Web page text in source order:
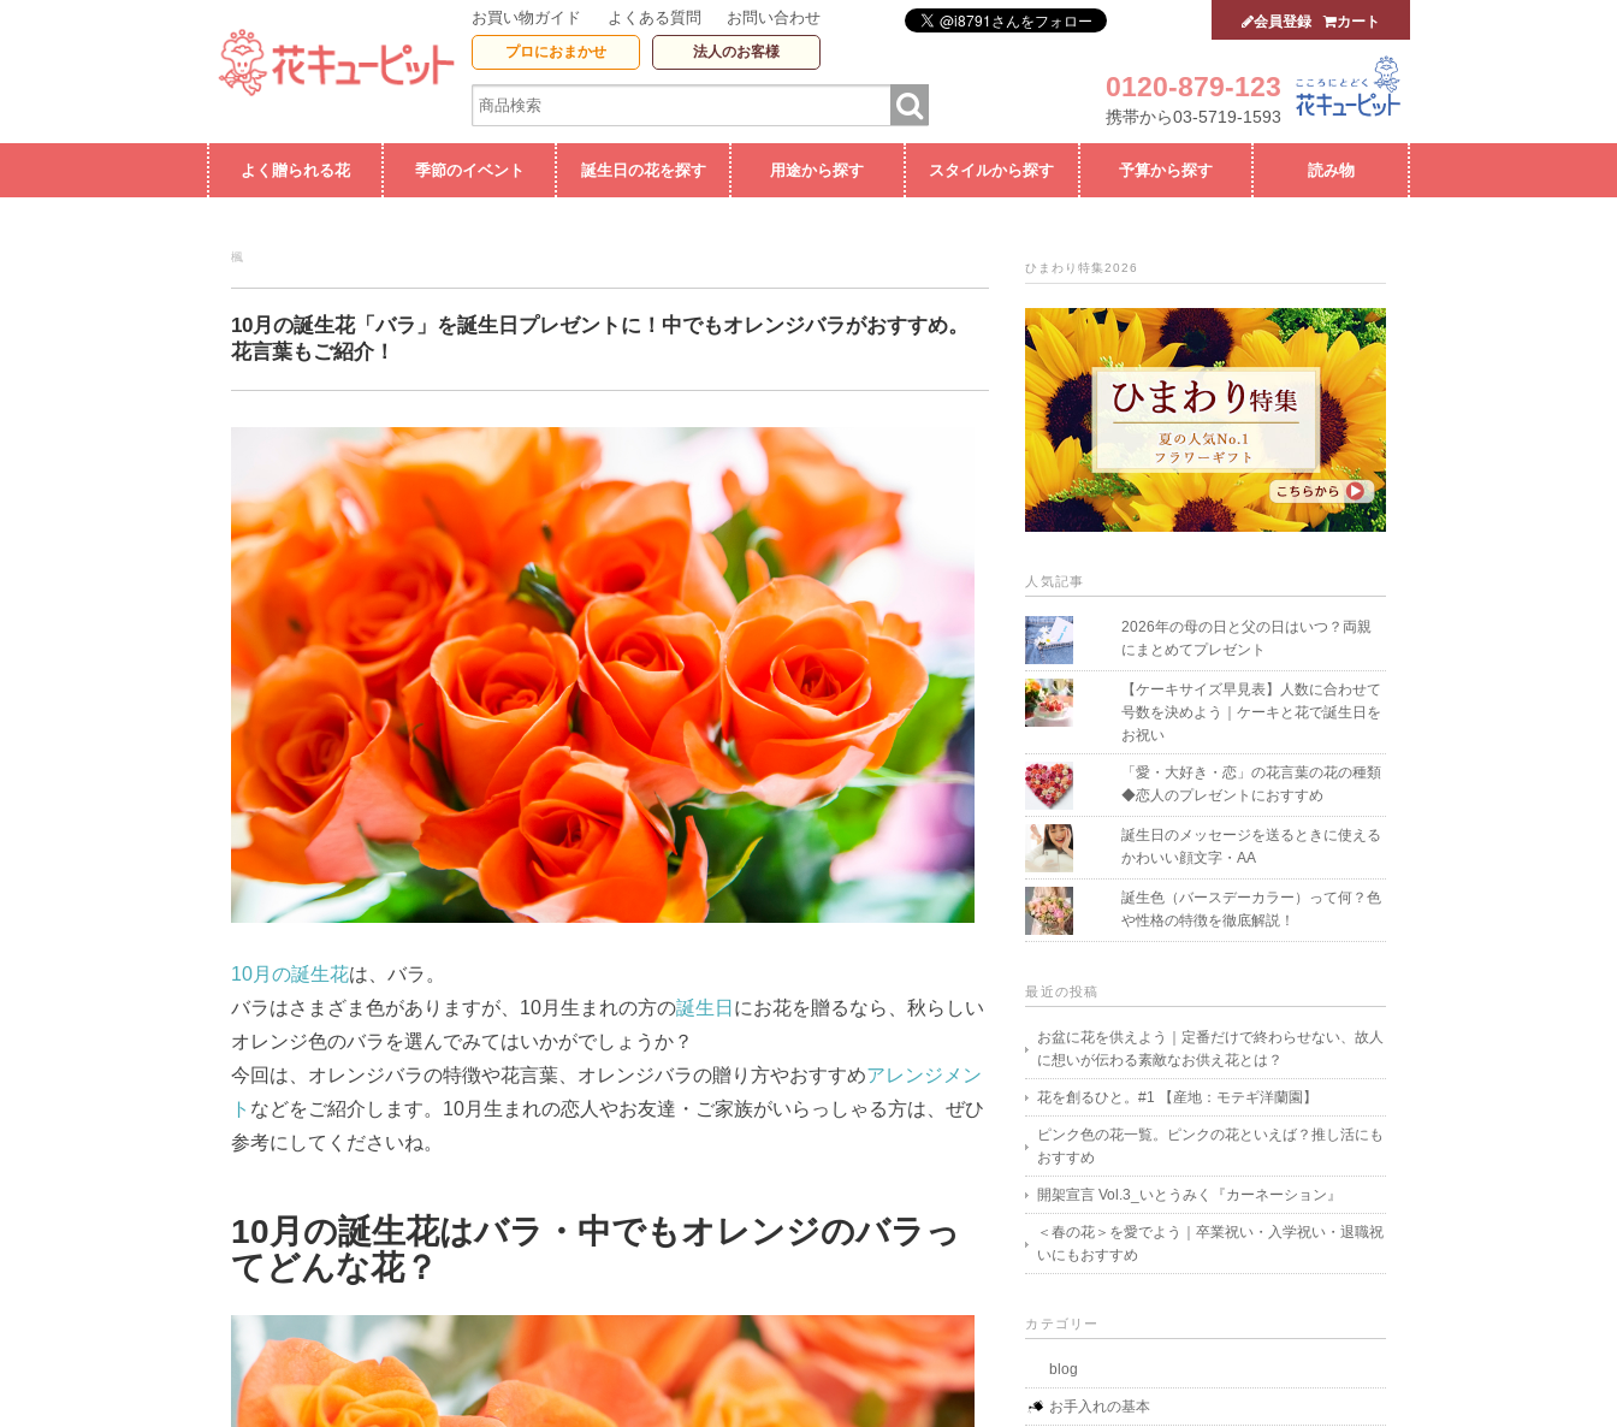
お買い物ガイド よくある質問 お問い合わせ
プロにおまかせ 法人のお客様
0120-879-123
携帯から03-5719-1593
会員登録 カート
よく贈られる花 季節のイベント 誕生日の花を探す 用途から探す スタイルから探す 予算から探す 読み物
楓
10月の誕生花「バラ」を誕生日プレゼントに！中でもオレンジバラがおすすめ。
花言葉もご紹介！
10月の誕生花は、バラ。
バラはさまざま色がありますが、10月生まれの方の誕生日 にお花を贈るなら、秋らしい
オレンジ色のバラを選んでみてはいかがでしょうか？
今回は、オレンジバラの特徴や花言葉、オレンジバラの贈り方やおすすめアレンジメン
ト などをご紹介します。10月生まれの恋人やお友達・ご家族がいらっしゃる方は、ぜひ
参考にしてくださいね。
10月の誕生花はバラ・中でもオレンジのバラっ
てどんな花？
ひまわり特集2026
人気記事
2026年の母の日と父の日はいつ？両親
にまとめてプレゼント
【ケーキサイズ早見表】人数に合わせて
号数を決めよう｜ケーキと花で誕生日を
お祝い
「愛・大好き・恋」の花言葉の花の種類
◆恋人のプレゼントにおすすめ
誕生日のメッセージを送るときに使える
かわいい顔文字・AA
誕生色（バースデーカラー）って何？色
や性格の特徴を徹底解説！
最近の投稿
お盆に花を供えよう｜定番だけで終わらせない、故人
に想いが伝わる素敵なお供え花とは？
花を創るひと。#1 【産地：モテギ洋蘭園】
ピンク色の花一覧。ピンクの花といえば？推し活にも
おすすめ
開架宣言 Vol.3_いとうみく『カーネーション』
＜春の花＞を愛でよう｜卒業祝い・入学祝い・退職祝
いにもおすすめ
カテゴリー
blog
お手入れの基本